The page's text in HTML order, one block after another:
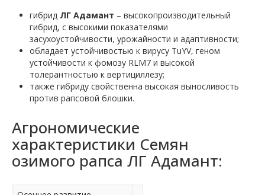
гибрид ЛГ Адамант – высокопроизводительный
гибрид, с высокими показателями
засухоустойчивости, урожайности и адаптивности;
обладает устойчивостью к вирусу TuYV, геном
устойчивости к фомозу RLM7 и высокой
толерантностью к вертициллезу;
также гибриду свойственна высокая выносливость
против рапсовой блошки.
Агрономические
характеристики Семян
озимого рапса ЛГ Адамант: